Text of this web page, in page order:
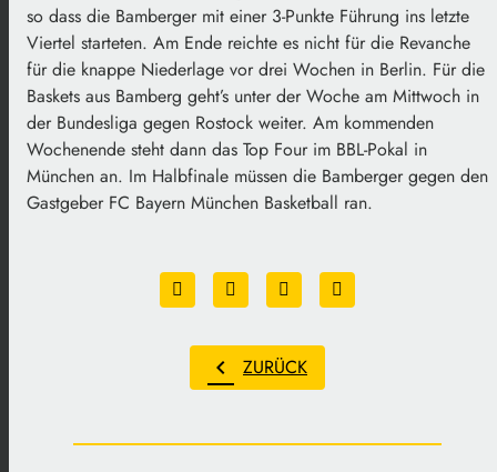
so dass die Bamberger mit einer 3-Punkte Führung ins letzte
Viertel starteten. Am Ende reichte es nicht für die Revanche
für die knappe Niederlage vor drei Wochen in Berlin. Für die
Baskets aus Bamberg geht’s unter der Woche am Mittwoch in
der Bundesliga gegen Rostock weiter. Am kommenden
Wochenende steht dann das Top Four im BBL-Pokal in
München an. Im Halbfinale müssen die Bamberger gegen den
Gastgeber FC Bayern München Basketball ran.
chevron_left ZURÜCK